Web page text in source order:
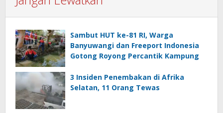
Sambut HUT ke-81 RI, Warga
Banyuwangi dan Freeport Indonesia
Gotong Royong Percantik Kampung
3 Insiden Penembakan di Afrika
Selatan, 11 Orang Tewas